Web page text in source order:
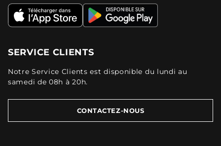
SERVICE CLIENTS
Notre Service Clients est disponible du lundi au
samedi de 08h à 20h.
CONTACTEZ-NOUS